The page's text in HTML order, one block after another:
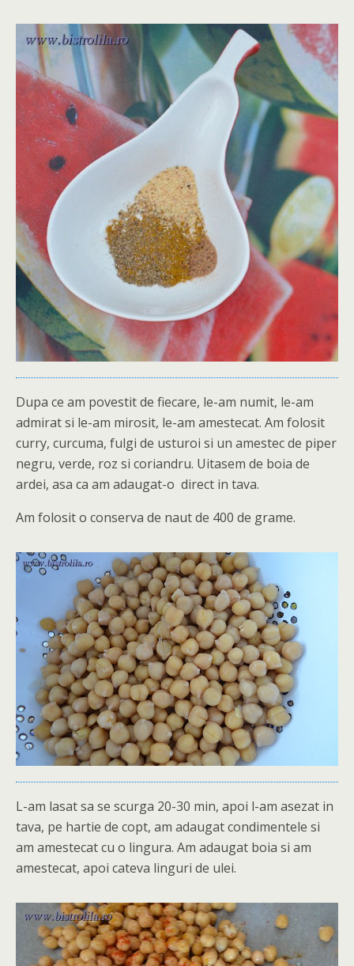
Dupa ce am povestit de fiecare, le-am numit, le-am
admirat si le-am mirosit, le-am amestecat. Am folosit
curry, curcuma, fulgi de usturoi si un amestec de piper
negru, verde, roz si coriandru. Uitasem de boia de
ardei, asa ca am adaugat-o direct in tava.
Am folosit o conserva de naut de 400 de grame.
L-am lasat sa se scurga 20-30 min, apoi l-am asezat in
tava, pe hartie de copt, am adaugat condimentele si
am amestecat cu o lingura. Am adaugat boia si am
amestecat, apoi cateva linguri de ulei.